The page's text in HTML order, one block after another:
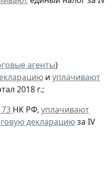
агенты)
и уплачивают
2018 г.;
НК РФ, уплачивают
декларациюза IV